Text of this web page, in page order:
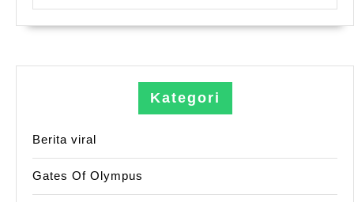
Kategori
Berita viral
Gates Of Olympus